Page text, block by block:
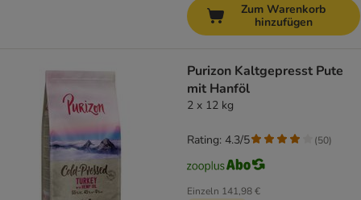
Zum Warenkorb
hinzufügen
Purizon Kaltgepresst Pute
mit Hanföl
2 x 12 kg
Einzeln 141,98 €
Rating: 4.3/5 (50)